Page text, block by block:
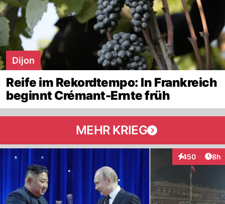
Dijon
Reife im Rekordtempo: In Frankreich
beginnt Crémant-Ernte früh
MEHR KRIEG
450
Interaktionen
8h